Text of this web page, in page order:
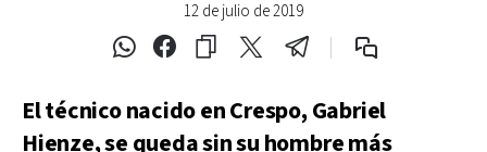
12 de julio de 2019
El técnico nacido en Crespo, Gabriel
Hienze, se queda sin su hombre más